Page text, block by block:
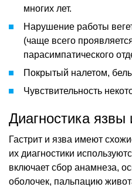
многих лет.
Нарушение работы
(чаще всего
парасимпатического
Покрытый налетом,
Чувствительность
Диагностика язвы
Гастрит и язва имеют
их диагностики
включает сбор анамнеза,
оболочек, пальпацию